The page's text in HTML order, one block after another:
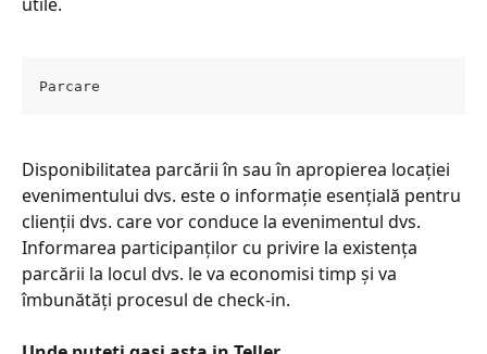
Parcare
Disponibilitatea parcării în sau în apropierea locației
evenimentului dvs. este o informație esențială pentru
clienții dvs. care vor conduce la evenimentul dvs.
Informarea participanților cu privire la existența
parcării la locul dvs. le va economisi timp și va
îmbunătăți procesul de check-in.